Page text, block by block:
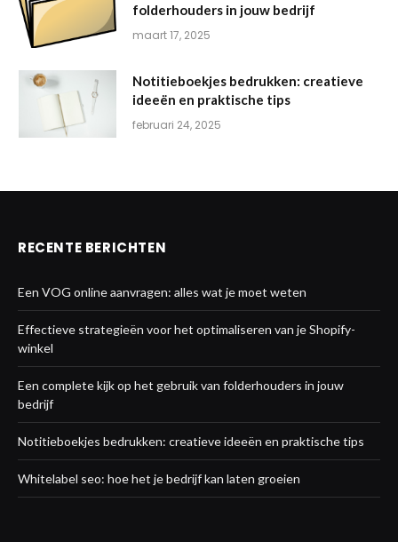
folderhouders in jouw bedrijf
maart 17, 2025
Notitieboekjes bedrukken: creatieve
ideeën en praktische tips
februari 24, 2025
RECENTE BERICHTEN
Een VOG online aanvragen: alles wat je moet weten
Effectieve strategieën voor het optimaliseren van je Shopify-
winkel
Een complete kijk op het gebruik van folderhouders in jouw
bedrijf
Notitieboekjes bedrukken: creatieve ideeën en praktische tips
Whitelabel seo: hoe het je bedrijf kan laten groeien